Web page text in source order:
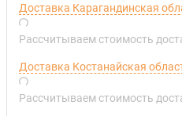
Доставка Карагандинская
Рассчитываем стоимость
Доставка Костанайская
Рассчитываем стоимость